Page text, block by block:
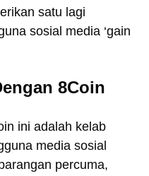
satu lagi
sosial media ‘gain
8Coin
ini adalah kelab
media sosial
percuma,